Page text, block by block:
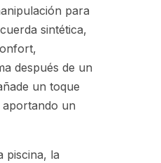
para
sintética,
después de un
un toque
un
piscina, la